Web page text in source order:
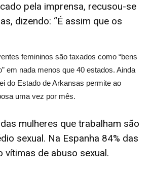
pela imprensa, recusou-se
dizendo: “É assim que os
femininos são taxados como “bens
em nada menos que 40 estados. Ainda
do Estado de Arkansas permite ao
uma vez por mês.
mulheres que trabalham são
sexual. Na Espanha 84% das
vítimas de abuso sexual.